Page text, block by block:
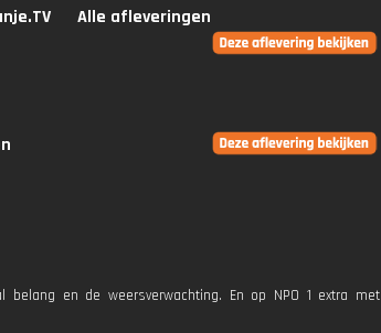
Alle afleveringen
en de weersverwachting. En op NPO 1 extra met